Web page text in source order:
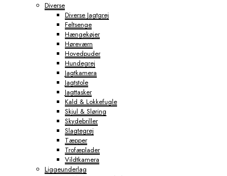
Diverse
Diverse Jagtgrej
Feltsenge
Hængekøjer
Høreværn
Hovedpuder
Hundegrej
Jagtkamera
Jagtstole
Jagttasker
Kald & Lokkefugle
Skjul & Sløring
Skydebriller
Slagtegrej
Tæpper
Trofæplader
Vildtkamera
Liggeunderlag